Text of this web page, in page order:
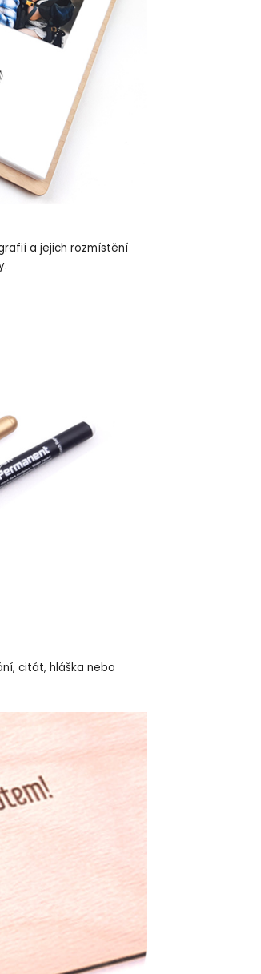
a jejich rozmístění
citát, hláška nebo